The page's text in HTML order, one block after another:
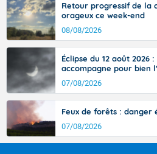
Retour progressif de la
orageux ce week-end
08/08/2026
Éclipse du 12 août 2026
accompagne pour bien
07/08/2026
Feux de forêts : danger
07/08/2026